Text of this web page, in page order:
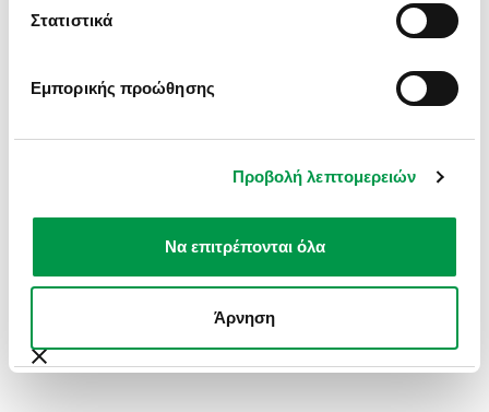
Στατιστικά
Εμπορικής προώθησης
Προβολή λεπτομερειών
Να επιτρέπονται όλα
Άρνηση